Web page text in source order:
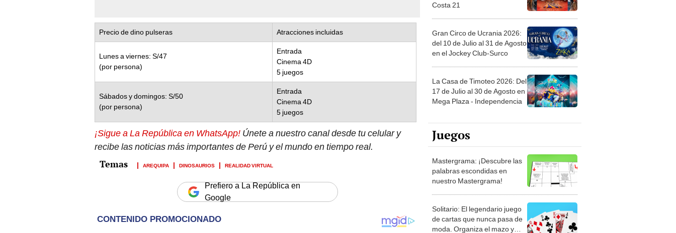
Precio de dino pulseras Atracciones incluidas
Lunes a viernes: S/47
(por persona)
Entrada
Cinema 4D
5 juegos
Sábados y domingos: S/50
(por persona)
Entrada
Cinema 4D
5 juegos
¡Sigue a La República en WhatsApp! Únete a nuestro canal desde tu celular y
recibe las noticias más importantes de Perú y el mundo en tiempo real.
AREQUIPA DINOSAURIOS REALIDAD VIRTUAL
Prefiero a La República en
Google
Costa 21
Gran Circo de Ucrania 2026:
del 10 de Julio al 31 de Agosto
en el Jockey Club-Surco
La Casa de Timoteo 2026: Del
17 de Julio al 30 de Agosto en
Mega Plaza - Independencia
Juegos
Mastergrama: ¡Descubre las
palabras escondidas en
nuestro Mastergrama!
Solitario: El legendario juego
de cartas que nunca pasa de
moda. Organiza el mazo y